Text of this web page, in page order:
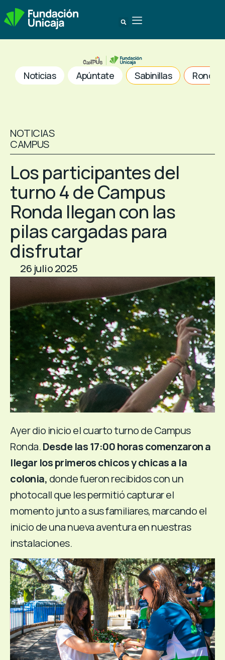
Noticias Apúntate Sabinillas Ronda
NOTICIAS
CAMPUS
Los participantes del
turno 4 de Campus
Ronda llegan con las
pilas cargadas para
disfrutar
26 julio 2025
Ayer dio inicio el cuarto turno de Campus
Ronda.Desde las 17:00 horas comenzaron a
llegar los primeros chicos y chicas a la
colonia, donde fueron recibidos con un
photocall que les permitió capturar el
momento junto a sus familiares, marcando el
inicio de una nueva aventura en nuestras
instalaciones.